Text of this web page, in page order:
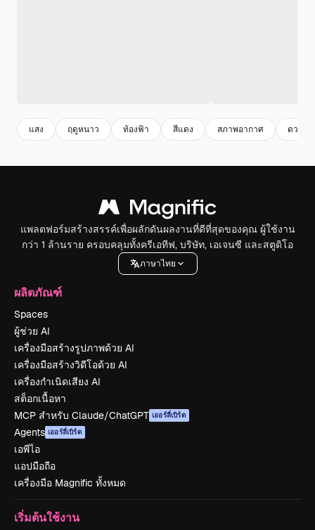
แสง ฤดูหนาว ท้องฟ้า สีแดง สภาพอากาศ ดวงอา
แพลตฟอร์มสร้างสรรค์เพื่อผลักดันผลงานที่ดีที่สุดของคุณ ผู้ใช้งาน
กว่า 1 ล้านราย ครอบคลุมทั้งครีเอทีฟ, บริษัท, เอเจนซี และสตูดิโอ
ภาษาไทย
ผลิตภัณฑ์
Spaces
ผู้ช่วย AI
เครื่องมือสร้างรูปภาพด้วย AI
เครื่องมือสร้างวิดีโอด้วย AI
เครื่องกำเนิดเสียง AI
สต็อกเนื้อหา
MCP สำหรับ Claude/ChatGPT เออร์ลี่เบิร์ด
Agents เออร์ลี่เบิร์ด
เอพีไอ
แอปมือถือ
เครื่องมือ Magnific ทั้งหมด
เริ่มต้นใช้งาน